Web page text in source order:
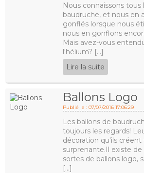
Nous connaissons tous
baudruche, et nous en
gonflés lorsque nous
nous en gonflons
Mais avez-vous
l'hélium? [...]
Lire la suite
Ballons Logo
Publié le : 07/07/2016 17:06:29
Les ballons de
toujours les regards!
décoration qu'ils
surprenante.Il existe
sortes de ballons logo,
[...]